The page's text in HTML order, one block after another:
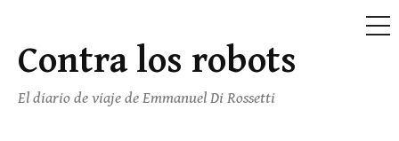
Saltar
al
contenido
Contra los robots
El diario de viaje de Emmanuel Di Rossetti